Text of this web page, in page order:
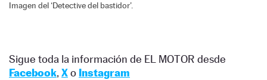
Imagen del ‘Detective del bastidor’.
Sigue toda la información de EL MOTOR desde
Facebook, Xo Instagram